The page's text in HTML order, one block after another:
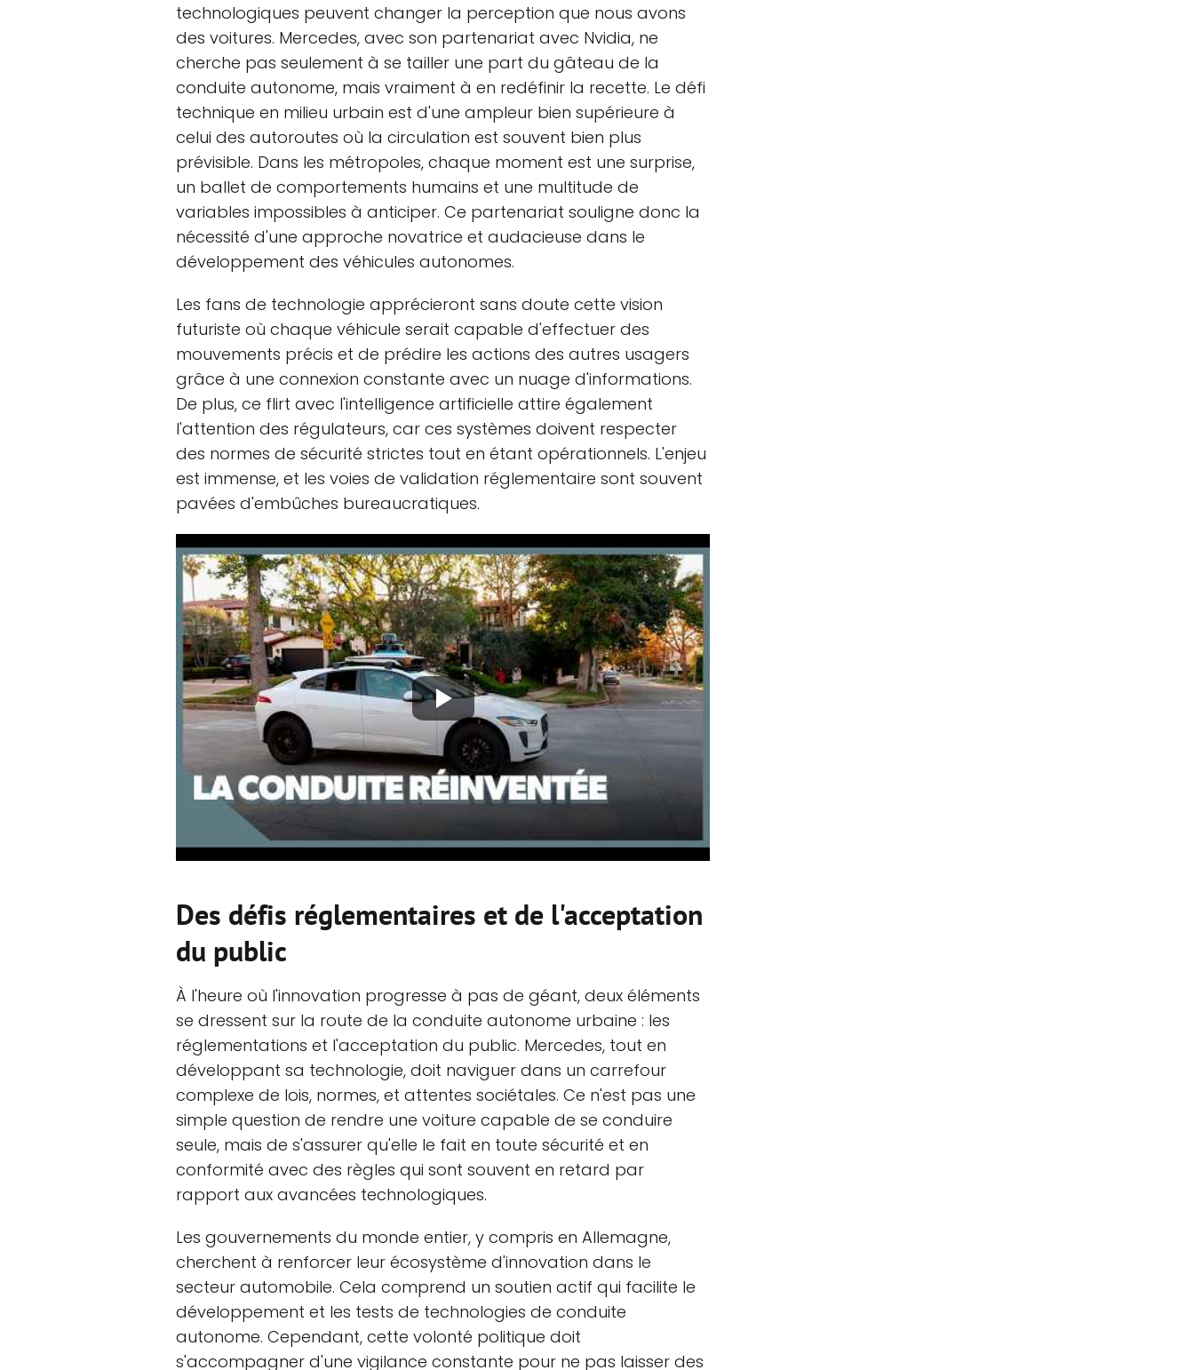
technologiques peuvent changer la perception que nous avons
des voitures. Mercedes, avec son partenariat avec Nvidia, ne
cherche pas seulement à se tailler une part du gâteau de la
conduite autonome, mais vraiment à en redéfinir la recette. Le défi
technique en milieu urbain est d'une ampleur bien supérieure à
celui des autoroutes où la circulation est souvent bien plus
prévisible. Dans les métropoles, chaque moment est une surprise,
un ballet de comportements humains et une multitude de
variables impossibles à anticiper. Ce partenariat souligne donc la
nécessité d'une approche novatrice et audacieuse dans le
développement des véhicules autonomes.
Les fans de technologie apprécieront sans doute cette vision
futuriste où chaque véhicule serait capable d'effectuer des
mouvements précis et de prédire les actions des autres usagers
grâce à une connexion constante avec un nuage d'informations.
De plus, ce flirt avec l'intelligence artificielle attire également
l'attention des régulateurs, car ces systèmes doivent respecter
des normes de sécurité strictes tout en étant opérationnels. L'enjeu
est immense, et les voies de validation réglementaire sont souvent
pavées d'embûches bureaucratiques.
Des défis réglementaires et de l'acceptation
du public
À l'heure où l'innovation progresse à pas de géant, deux éléments
se dressent sur la route de la conduite autonome urbaine : les
réglementations et l'acceptation du public. Mercedes, tout en
développant sa technologie, doit naviguer dans un carrefour
complexe de lois, normes, et attentes sociétales. Ce n'est pas une
simple question de rendre une voiture capable de se conduire
seule, mais de s'assurer qu'elle le fait en toute sécurité et en
conformité avec des règles qui sont souvent en retard par
rapport aux avancées technologiques.
Les gouvernements du monde entier, y compris en Allemagne,
cherchent à renforcer leur écosystème d'innovation dans le
secteur automobile. Cela comprend un soutien actif qui facilite le
développement et les tests de technologies de conduite
autonome. Cependant, cette volonté politique doit
s'accompagner d'une vigilance constante pour ne pas laisser des